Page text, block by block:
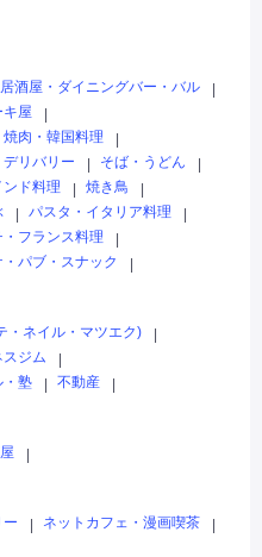
居酒屋・ダイニングバー・バル
屋
焼肉・韓国料理
リバリー そば・うどん
ド料理 焼き鳥
パスタ・イタリア料理
・フランス料理
・パブ・スナック
・ネイル・マツエク)
スジム
・塾 不動産
ー ネットカフェ・漫画喫茶